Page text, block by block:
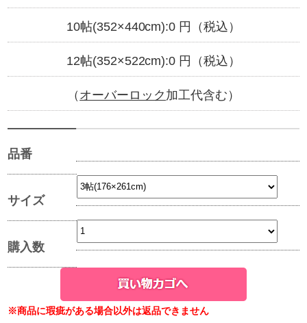
10帖(352×440cm):0 円（税込）
12帖(352×522cm):0 円（税込）
（ オーバーロック 加工代含む）
品番
サイズ
購入数
※商品に瑕疵がある場合以外は返品できません